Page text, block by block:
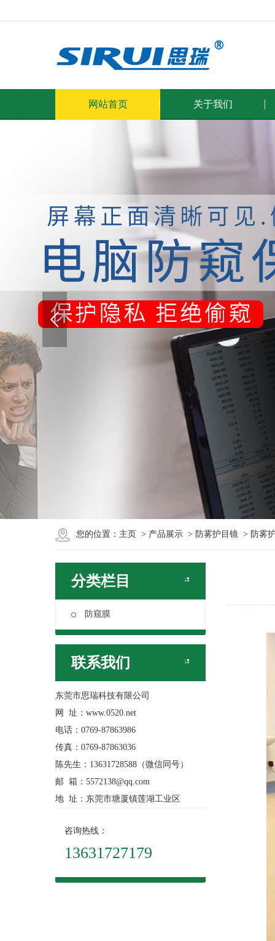
网站首页 关于我们
您的位置： 主页 > 产品展示 > 防雾护目镜 > 防雾
分类栏目
防窥膜
联系我们
东莞市思瑞科技有限公司
网 址：www.0520.net
电话：0769-87863986
传真：0769-87863036
陈先生：13631728588（微信同号）
邮 箱：5572138@qq.com
地 址：东莞市塘厦镇莲湖工业区
咨询热线：
13631727179